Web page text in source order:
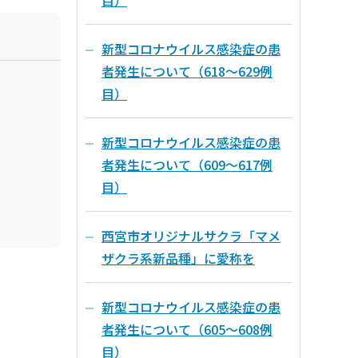
新型コロナウイルス感染症の患
者発生について（618～629例
目）
新型コロナウイルス感染症の患
者発生について（609～617例
目）
西宮市オリジナルサクラ「マメ
ザクラ系新品種」に愛称を
新型コロナウイルス感染症の患
者発生について（605～608例
目）